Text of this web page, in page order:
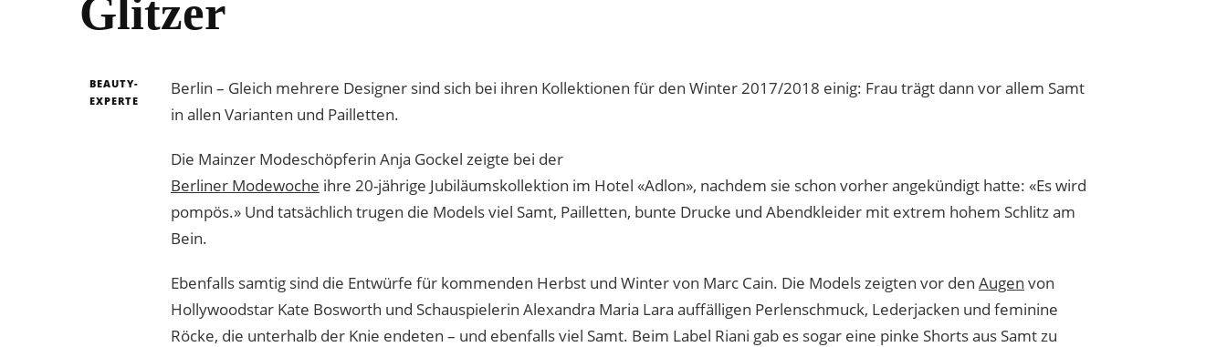
Glitzer
BEAUTY-
EXPERTE
Berlin – Gleich mehrere Designer sind sich bei ihren Kollektionen für den Winter 2017/2018 einig: Frau trägt dann vor allem Samt
in allen Varianten und Pailletten.
Die Mainzer Modeschöpferin Anja Gockel zeigte bei der
Berliner Modewoche ihre 20-jährige Jubiläumskollektion im Hotel «Adlon», nachdem sie schon vorher angekündigt hatte: «Es wird
pompös.» Und tatsächlich trugen die Models viel Samt, Pailletten, bunte Drucke und Abendkleider mit extrem hohem Schlitz am
Bein.
Ebenfalls samtig sind die Entwürfe für kommenden Herbst und Winter von Marc Cain. Die Models zeigten vor den Augen von
Hollywoodstar Kate Bosworth und Schauspielerin Alexandra Maria Lara auffälligen Perlenschmuck, Lederjacken und feminine
Röcke, die unterhalb der Knie endeten – und ebenfalls viel Samt. Beim Label Riani gab es sogar eine pinke Shorts aus Samt zu